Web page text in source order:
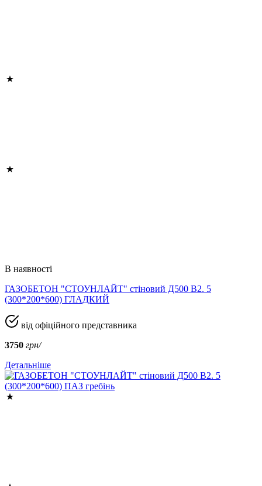
В наявності
ГАЗОБЕТОН "СТОУНЛАЙТ" стіновий Д500 В2. 5
(300*200*600) ГЛАДКИЙ
від офіційного представника
3750 грн/
Детальніше